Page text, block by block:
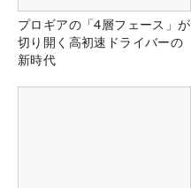
プロギアの「4層フェース」が
切り開く高初速ドライバーの
新時代